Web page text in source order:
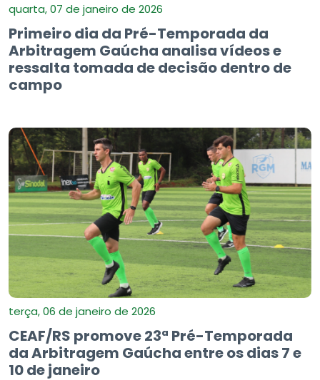
quarta, 07 de janeiro de 2026
Primeiro dia da Pré-Temporada da
Arbitragem Gaúcha analisa vídeos e
ressalta tomada de decisão dentro de
campo
terça, 06 de janeiro de 2026
CEAF/RS promove 23ª Pré-Temporada
da Arbitragem Gaúcha entre os dias 7 e
10 de janeiro